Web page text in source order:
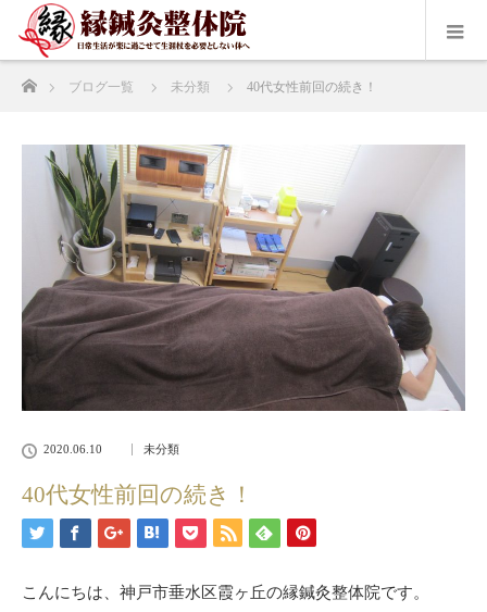
ホームブログ一覧 未分類 40代女性前回の続き！
2020.06.10 未分類
40代女性前回の続き！
こんにちは、神戸市垂水区霞ヶ丘の縁鍼灸整体院です。